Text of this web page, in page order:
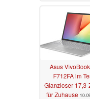
Asus
F712FA im
Glanzloser
für Zuhause